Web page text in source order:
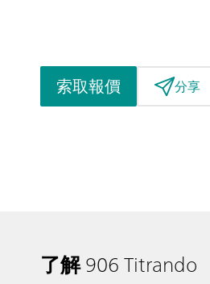
索取報價 分享
了解906 Titrando